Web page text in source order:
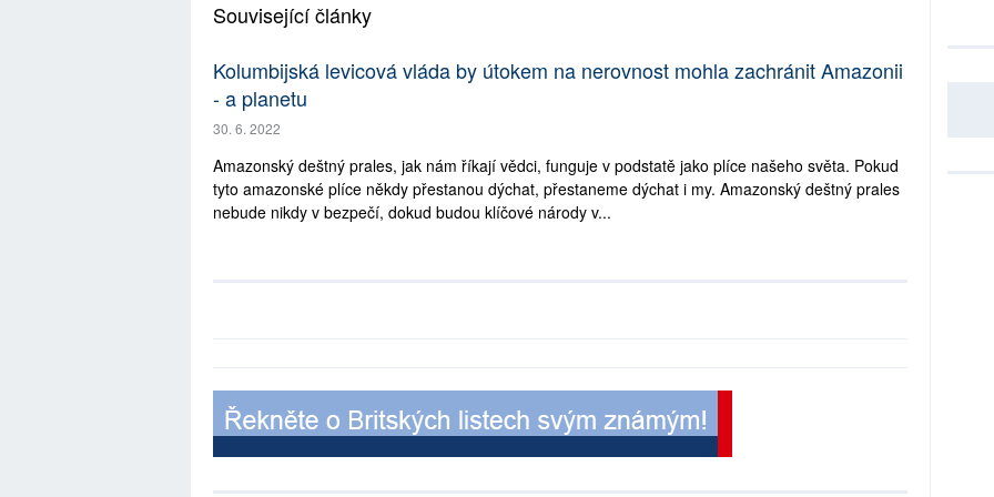
Související články
Kolumbijská levicová vláda by útokem na nerovnost mohla zachránit Amazonii
- a planetu
30. 6. 2022
Amazonský deštný prales, jak nám říkají vědci, funguje v podstatě jako plíce našeho světa. Pokud
tyto amazonské plíce někdy přestanou dýchat, přestaneme dýchat i my. Amazonský deštný prales
nebude nikdy v bezpečí, dokud budou klíčové národy v...